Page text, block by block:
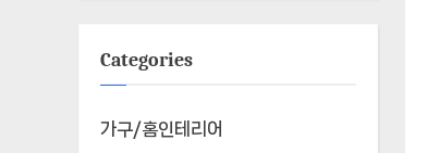
Categories
가구/홈인테리어